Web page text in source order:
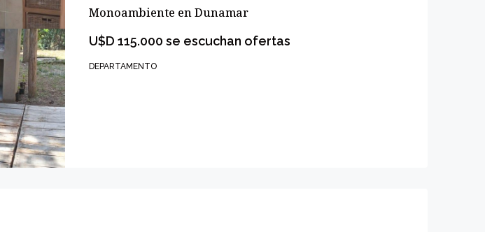
Monoambiente en Dunamar
U$D 115.000 se escuchan ofertas
DEPARTAMENTO